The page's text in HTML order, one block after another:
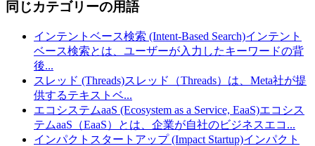
同じカテゴリーの用語
インテントベース検索 (Intent-Based Search)インテント
ベース検索とは、ユーザーが入力したキーワードの背
後...
スレッド (Threads)スレッド（Threads）は、Meta社が提
供するテキストベ...
エコシステムaaS (Ecosystem as a Service, EaaS)エコシス
テムaaS（EaaS）とは、企業が自社のビジネスエコ ...
インパクトスタートアップ (Impact Startup)インパクト